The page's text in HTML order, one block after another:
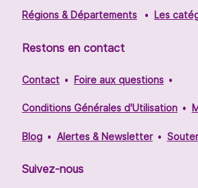
Régions & Départements Les
Restons en contact
Contact Foire aux questions
Conditions Générales d'Utilisation
Blog Alertes & Newsletter
Suivez-nous